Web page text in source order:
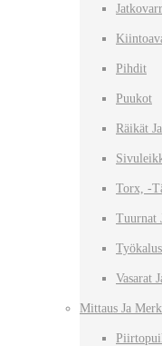
Pihdit
Puukot
Räikät
Torx, -
Tuurnat
Vasarat
Mittaus Ja